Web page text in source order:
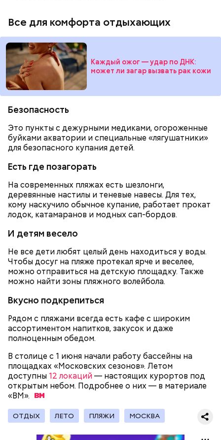
Все для комфорта отдыхающих
Каждый ожог — удар по ДНК:
может ли загар вызвать рак кожи
Безопасность
Это пункты с дежурными медиками, огороженные
буйками акватории и специальные «лягушатники»
для безопасного купания детей.
Есть где позагорать
На современных пляжах есть шезлонги,
деревянные настилы и теневые навесы. Для тех,
кому наскучило обычное купание, работает прокат
лодок, катамаранов и модных сап-бордов.
И детям весело
Не все дети любят целый день находиться у воды.
Чтобы досуг на пляже протекал ярче и веселее,
можно отправиться на детскую площадку. Также
можно найти зоны пляжного волейбола.
Вкусно подкрепиться
Рядом с пляжами всегда есть кафе с широким
ассортиментом напитков, закусок и даже
полноценным обедом.
В столице с 1 июня начали работу бассейны на
площадках «Московских сезонов». Летом
доступны 12 локаций— настоящих курортов под
открытым небом. Подробнее о них — в материале
«ВМ».
ОТДЫХ ЛЕТО ПЛЯЖИ МОСКВА
Здесь автоматизировано буквально все, включая и
«холодильник» — так сотрудники в шутку
называют большой шкаф, в котором хранится
паяльная паста. Специалист на сенсорном экране
устанавливает температуру камеры хранения
материала. Причем для каждой камеры можно
установить свою температуру. Пара нажатий, и в
нужное время аппарат выдает материал с
необходимой температурой. Начальник цеха
окошко достает баночку с сырьем.
новых производств
— Сначала на плату наносят гравировку —
отправляется на роботизированную линию, где на
необходимые детали, — поясняет Антонов.
Далее следует запайка выводных элементов.
Простыми словами, плату помещают в устройство,
где циркулирует нагретая жидкость, похожая на
вулканическую лаву. Она накрепко запаивает плату.
С приходом советской власти музыкальные
мероприятия стали проводиться под эгидой
государства, а не частных лиц. Например, те же
«Музыкальные выставки» в 1919 году
организовывались уже профсоюзом композиторов
и музыкальным отделом Наркомпроса РСФСР. В
отличие от дореволюционных, на новых
советских музыкантов.
В 1930-е визитной карточкой эпохи стали смотры
народных талантов. Например, в 1932 году в
Москве в Центральном парке культуры и отдыха
имени Максима Горького прошла I Всесоюзная
олимпиада самодеятельного искусства, которая
завершилась грандиозным музыкальным
праздником. В нем приняло участие свыше пяти
тысяч человек из самодеятельных хоровых и
музыкальных коллективов.
— Каждый вечер тысячи человек проходят сквозь
двери парка культуры и отдыха... Пляшет шофер,
пляшет счетовод. Фрезеровщица подтягивает
припев песни. И вот уже весь круг поет «Армию
Буденного», набирая полной грудью свежий, чуть
влажный воздух, — писала «Вечерняя Москва» в
1932 году о подготовке к олимпиаде.